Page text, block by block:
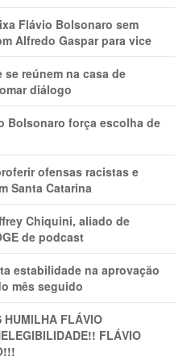
Flávio Bolsonaro sem
Alfredo Gaspar para vice
reúnem na casa de
diálogo
Bolsonaro força escolha de
ofensas racistas e
Santa Catarina
Chiquini, aliado de
de podcast
estabilidade na aprovação
mês seguido
HUMlLHA FLÁVIO
FLÁVIO